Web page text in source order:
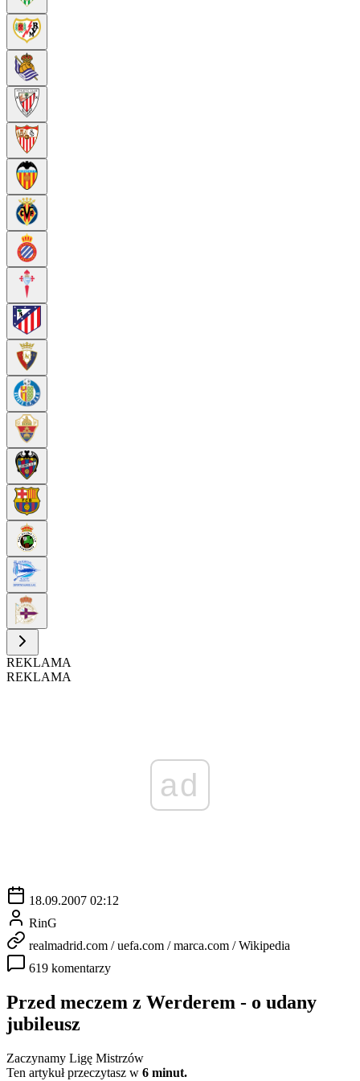
REKLAMA
REKLAMA
ad
18.09.2007 02:12
RinG
realmadrid.com / uefa.com / marca.com / Wikipedia
619 komentarzy
Przed meczem z Werderem - o udany
jubileusz
Zaczynamy Ligę Mistrzów
Ten artykuł przeczytasz w 6 minut.